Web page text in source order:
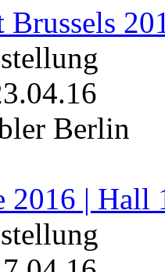
Brussels
Berlin
2016 | Hall